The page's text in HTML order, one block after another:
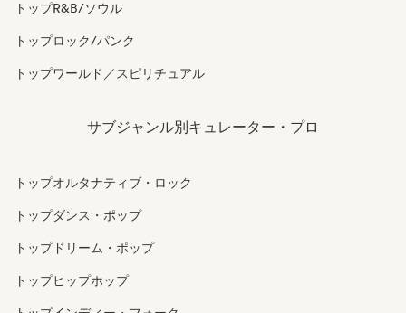
トップR&B/ソウル
トップロック/パンク
トップワールド／スピリチュアル
サブジャンル別キュレーター・プロ
トップオルタナティブ・ロック
トップダンス・ポップ
トップドリーム・ポップ
トップヒップホップ